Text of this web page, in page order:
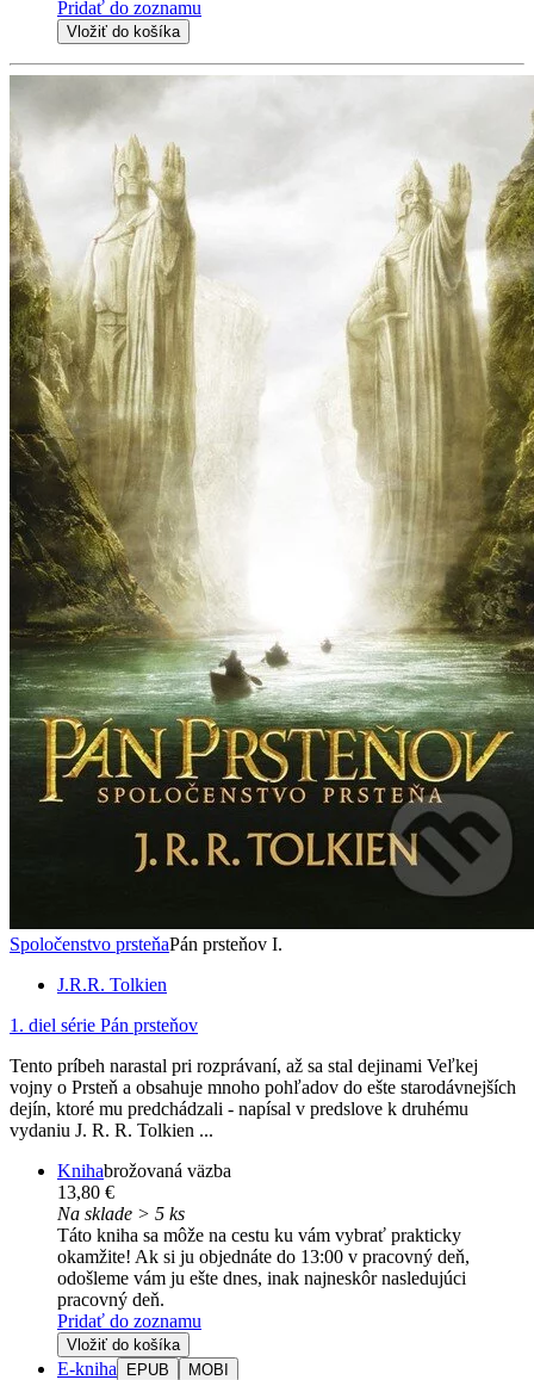
Pridať do zoznamu
Vložiť do košíka
Spoločenstvo prsteňaPán prsteňov I.
J.R.R. Tolkien
1. diel série Pán prsteňov
Tento príbeh narastal pri rozprávaní, až sa stal dejinami Veľkej
vojny o Prsteň a obsahuje mnoho pohľadov do ešte starodávnejších
dejín, ktoré mu predchádzali - napísal v predslove k druhému
vydaniu J. R. R. Tolkien ...
Knihabrožovaná väzba
13,80 €
Na sklade > 5 ks
Táto kniha sa môže na cestu ku vám vybrať prakticky
okamžite! Ak si ju objednáte do 13:00 v pracovný deň,
odošleme vám ju ešte dnes, inak najneskôr nasledujúci
pracovný deň.
Pridať do zoznamu
Vložiť do košíka
E-kniha EPUB MOBI